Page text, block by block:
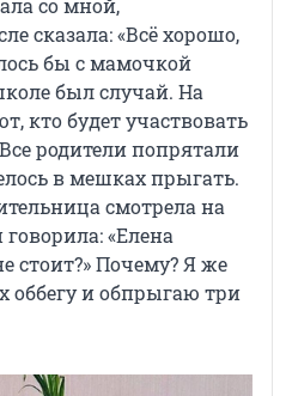
со мной,
сказала: «Всё хорошо,
бы с мамочкой
был случай. На
кто будет участвовать
родители попрятали
в мешках прыгать.
смотрела на
«Елена
стоит?» Почему? Я же
оббегу и обпрыгаю три